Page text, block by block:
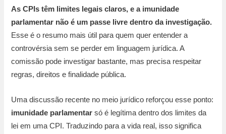
As CPIs têm limites legais claros, e a imunidade
parlamentar não é um passe livre dentro da investigação.
Esse é o resumo mais útil para quem quer entender a
controvérsia sem se perder em linguagem jurídica. A
comissão pode investigar bastante, mas precisa respeitar
regras, direitos e finalidade pública.
Uma discussão recente no meio jurídico reforçou esse ponto:
imunidade parlamentar só é legítima dentro dos limites da
lei em uma CPI. Traduzindo para a vida real, isso significa